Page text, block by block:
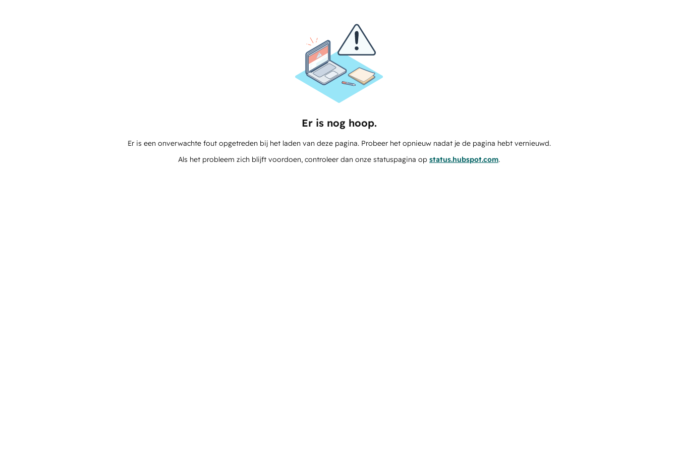
Er is nog hoop.
Er is een onverwachte fout opgetreden bij het laden van deze pagina. Probeer het opnieuw nadat je de pagina hebt vernieuwd.
Als het probleem zich blijft voordoen, controleer dan onze statuspagina op status.hubspot.com.